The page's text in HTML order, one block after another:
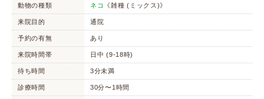
動物の種類 ネコ 《雑種 (ミックス)》
来院目的 通院
予約の有無 あり
来院時間帯 日中 (9-18時)
待ち時間 3分未満
診療時間 30分〜1時間